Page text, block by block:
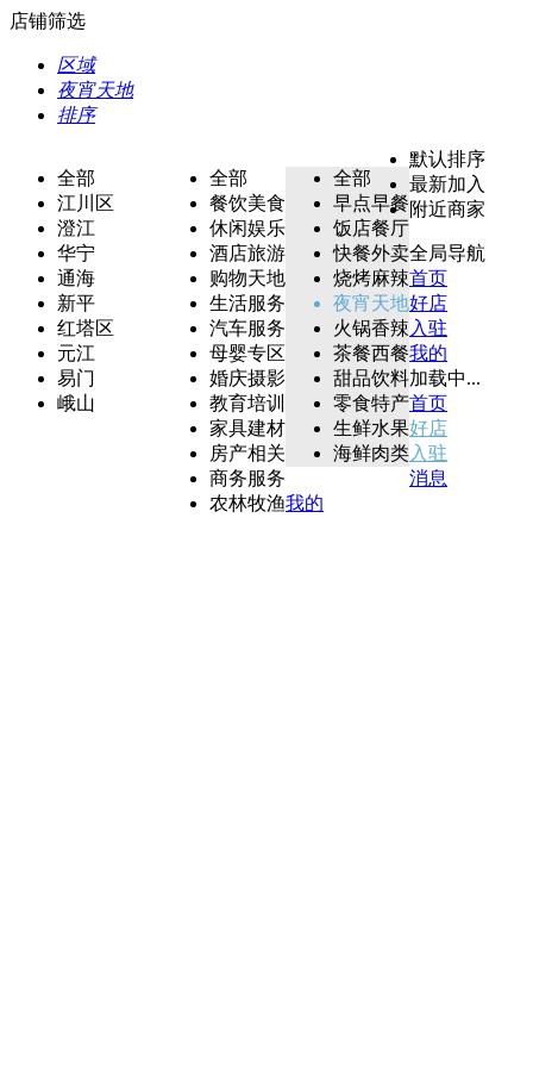
店铺筛选
区域
夜宵天地
排序
全部
江川区
澄江
华宁
通海
新平
红塔区
元江
易门
峨山
全部
餐饮美食
休闲娱乐
酒店旅游
购物天地
生活服务
汽车服务
母婴专区
婚庆摄影
教育培训
家具建材
房产相关
商务服务
农林牧渔
全部
早点早餐
饭店餐厅
快餐外卖
烧烤麻辣
夜宵天地
火锅香辣
茶餐西餐
甜品饮料
零食特产
生鲜水果
海鲜肉类
默认排序
最新加入
附近商家
全局导航
首页
好店
入驻
我的
加载中...
首页
好店
入驻
消息
我的